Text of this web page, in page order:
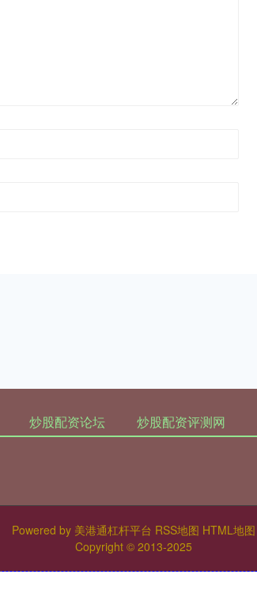
炒股配资论坛 炒股配资评测网
Powered by 美港通杠杆平台 RSS地图 HTML地图
Copyright © 2013-2025